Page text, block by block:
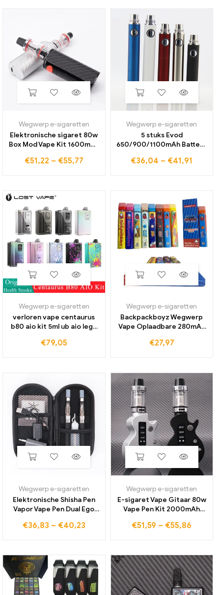
Wegwerp e-sigaretten
Elektronische sigaret 80w
Box Mod Vape Kit 1600mAh
Tank 0,3 Ohm Coil Mods Kit
€51,22 – €55,77
Wegwerp e-sigaretten
5 stuks Evod
650/900/1100mAh Batterij
510 Draad CE4 CE5 Zb
€36,04 – €41,91
Wegwerp e-sigaretten
verloren vape centaurus
b80 aio kit 5ml ub aio lege
& UB Ultra Coil E-sigaret
€79,05
Wegwerp e-sigaretten
Backpackboyz Wegwerp
Vape Oplaadbare 280mAh
Elektronische Sigaret
€27,97
Wegwerp e-sigaretten
Elektronische Shisha Pen
Vapor Vape Pen Dual Ego
Elektronische sigaret Ego T
€36,83 – €40,23
Wegwerp e-sigaretten
E-sigaret Vape Gitaar 80w
Vape Pen Kit 2000mAh
Ohm 2ml Tank USB
€51,59 – €55,86